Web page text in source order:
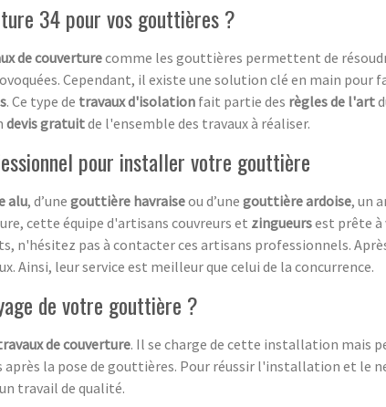
34 pour vos gouttières ?
de couverturecomme les gouttières permettent de
Cependant, il existe une solution clé en main pour
. Ce type de travaux d'isolation fait partie des règles de l'art
devis gratuitde l'ensemble des travaux à réaliser.
pour installer votre gouttière
alu, d’une gouttière havraiseou d’une gouttière ardoise, un
cette équipe d'artisans couvreurs et zingueursest prête à
n'hésitez pas à contacter ces artisans professionnels.
Ainsi, leur service est meilleur que celui de la concurrence.
de votre gouttière ?
de couverture. Il se charge de cette installation mais
après la pose de gouttières. Pour réussir l'installation et le
travail de qualité.